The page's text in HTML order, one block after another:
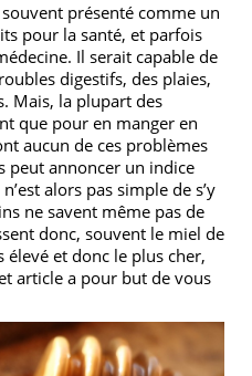
présenté comme un
pour la santé, et parfois
Il serait capable de
digestifs, des plaies,
Mais, la plupart des
que pour en manger en
aucun de ces problèmes
peut annoncer un indice
alors pas simple de s’y
ne savent même pas de
donc, souvent le miel de
élevé et donc le plus cher,
article a pour but de vous